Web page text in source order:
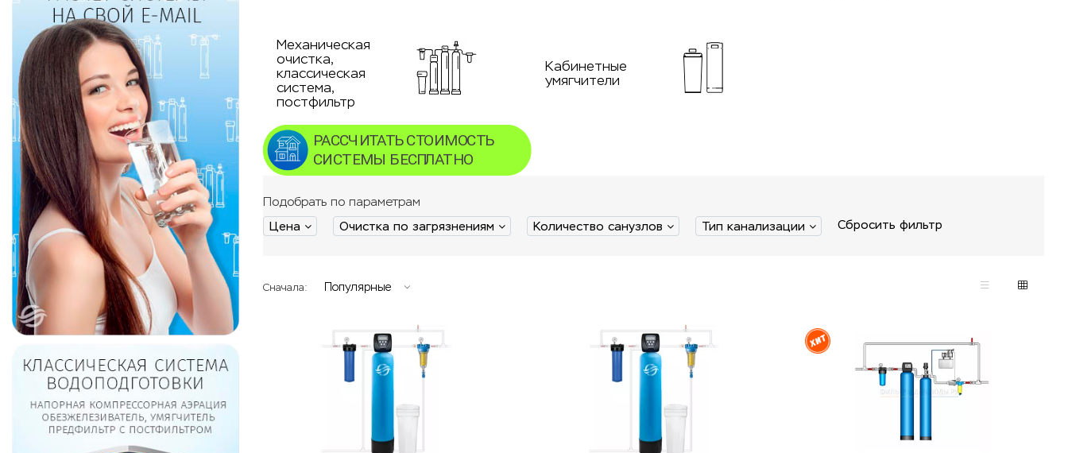
Механическая
очистка,
классическая
система,
постфильтр
Кабинетные
умягчители
Подобрать по параметрам
Цена Очистка по загрязнениям Количество санузлов Тип канализации Сбросить фильтр
Сначала: Популярные